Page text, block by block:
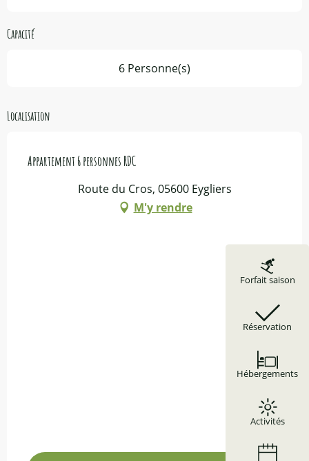
Forfait saison
Réservation
Hébergements
Activités
Capacité
6 Personne(s)
Localisation
Appartement 6 personnes RDC
Route du Cros, 05600 Eygliers
M'y rendre